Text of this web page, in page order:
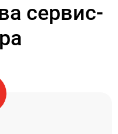
сервис-